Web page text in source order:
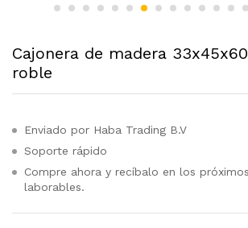
Cajonera de madera
roble
Enviado por Haba Trading B.V
Soporte rápido
Compre ahora y recíbalo en los
laborables.